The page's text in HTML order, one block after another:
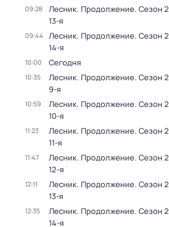
09:28 Лесник. Продолжение. Сезон 2
13-я
09:44 Лесник. Продолжение. Сезон 2
14-я
10:00 Сегодня
10:35 Лесник. Продолжение. Сезон 2
9-я
10:59 Лесник. Продолжение. Сезон 2
10-я
11:23 Лесник. Продолжение. Сезон 2
11-я
11:47 Лесник. Продолжение. Сезон 2
12-я
12:11 Лесник. Продолжение. Сезон 2
13-я
12:35 Лесник. Продолжение. Сезон 2
14-я